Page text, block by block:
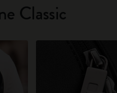
Classic